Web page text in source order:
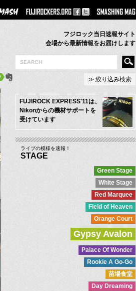
フジロック当日速報サイト
会場から最新情報をお届けします
≫ 絞り込み検索
FUJIROCK EXPRESS'11は、
Nikonからの機材サポートを
受けています
ライブの模様を速報！
STAGE
Green Stage
White Stage
Red Marquee
Field of Heaven
Orange Court
Gypsy Avalon
Palace Of Wonder
Rookie A Go-Go
苗場食堂
Day Dreaming